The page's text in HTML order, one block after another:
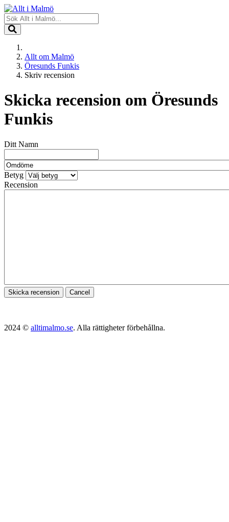
Allt om Malmö
Öresunds Funkis
Skriv recension
Skicka recension om Öresunds
Funkis
Ditt Namn
Betyg
Recension
Skicka recension Cancel
2024 © alltimalmo.se. Alla rättigheter förbehållna.